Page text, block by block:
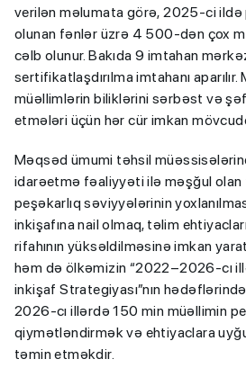
verilən məlumata görə, 2025-ci
olunan fənlər üzrə 4 500-dən çox
cəlb olunur. Bakıda 9 imtahan
sertifikatlaşdırılma imtahanı
müəllimlərin biliklərini sərbəst və
etmələri üçün hər cür imkan
Məqsəd ümumi təhsil
idarəetmə fəaliyyəti ilə məşğul olan
peşəkarlıq səviyyələrinin
inkişafına nail olmaq, təlim
rifahının yüksəldilməsinə imkan
həm də ölkəmizin “2022–2026-cı
inkişaf Strategiyası”nın
2026-cı illərdə 150 min müəllimin
qiymətləndirmək və ehtiyaclara
təmin etməkdir.